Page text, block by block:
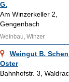
G.
Am Winzerkeller 2,
Gengenbach
Weinbau, Winzer
Weingut B.
Oster
Bahnhofstr. 3,